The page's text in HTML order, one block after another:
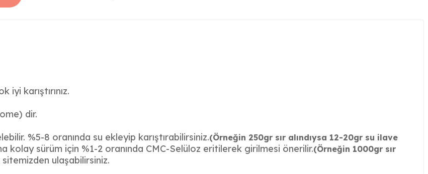
iyi karıştırınız.
dir.
%5-8 oranında su ekleyip karıştırabilirsiniz.(Örneğin 250gr sır alındıysa 12-20gr su ilave
kolay sürüm için %1-2 oranında CMC-Selüloz eritilerek girilmesi önerilir.(Örneğin 1000gr sır
sitemizden ulaşabilirsiniz.